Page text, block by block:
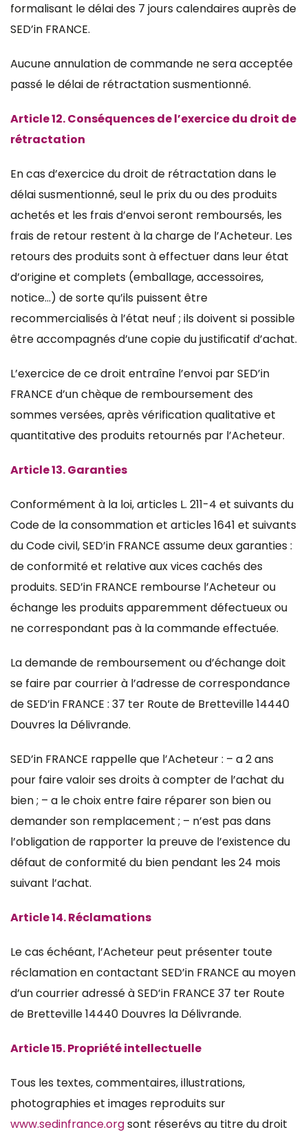
formalisant le délai des 7 jours calendaires auprès de
SED’in FRANCE.
Aucune annulation de commande ne sera acceptée
passé le délai de rétractation susmentionné.
Article 12. Conséquences de l’exercice du droit de
rétractation
En cas d’exercice du droit de rétractation dans le
délai susmentionné, seul le prix du ou des produits
achetés et les frais d’envoi seront remboursés, les
frais de retour restent à la charge de l’Acheteur. Les
retours des produits sont à effectuer dans leur état
d’origine et complets (emballage, accessoires,
notice…) de sorte qu’ils puissent être
recommercialisés à l’état neuf ; ils doivent si possible
être accompagnés d’une copie du justiﬁcatif d’achat.
L’exercice de ce droit entraîne l’envoi par SED’in
FRANCE d’un chèque de remboursement des
sommes versées, après vérification qualitative et
quantitative des produits retournés par l’Acheteur.
Article 13. Garanties
Conformément à la loi, articles L. 211-4 et suivants du
Code de la consommation et articles 1641 et suivants
du Code civil, SED’in FRANCE assume deux garanties :
de conformité et relative aux vices cachés des
produits. SED’in FRANCE rembourse l’Acheteur ou
échange les produits apparemment défectueux ou
ne correspondant pas à la commande effectuée.
La demande de remboursement ou d’échange doit
se faire par courrier à l’adresse de correspondance
de SED’in FRANCE : 37 ter Route de Bretteville 14440
Douvres la Délivrande.
SED’in FRANCE rappelle que l’Acheteur : – a 2 ans
pour faire valoir ses droits à compter de l’achat du
bien ; – a le choix entre faire réparer son bien ou
demander son remplacement ; – n’est pas dans
l’obligation de rapporter la preuve de l’existence du
défaut de conformité du bien pendant les 24 mois
suivant l’achat.
Article 14. Réclamations
Le cas échéant, l’Acheteur peut présenter toute
réclamation en contactant SED’in FRANCE au moyen
d’un courrier adressé à SED’in FRANCE 37 ter Route
de Bretteville 14440 Douvres la Délivrande.
Article 15. Propriété intellectuelle
Tous les textes, commentaires, illustrations,
photographies et images reproduits sur
www.sedinfrance.orgsont réserévs au titre du droit